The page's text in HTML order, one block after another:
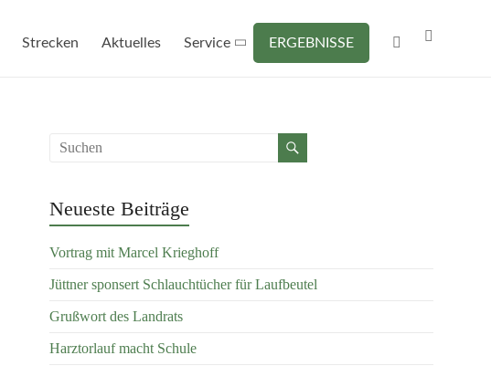
Strecken Aktuelles Service ERGEBNISSE
Neueste Beiträge
Vortrag mit Marcel Krieghoff
Jüttner sponsert Schlauchtücher für Laufbeutel
Grußwort des Landrats
Harztorlauf macht Schule